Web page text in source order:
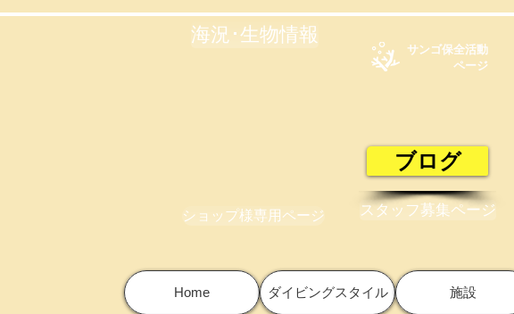
海況･生物情報
サンゴ保全活動​
ページ
ブログ
ショップ様専用ページ スタッフ募集ページ
Home ダイビングスタイル 施設